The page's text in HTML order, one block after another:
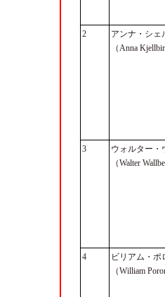
2
アンナ・シェ
（Anna Kjellbin
3
ウォルター・
（Walter
4
ビリアム・ポ
（William